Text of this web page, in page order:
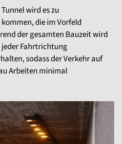
wird es zu
die im Vorfeld
der gesamten Bauzeit wird
jeder Fahrtrichtung
sodass der Verkehr auf
Arbeiten minimal